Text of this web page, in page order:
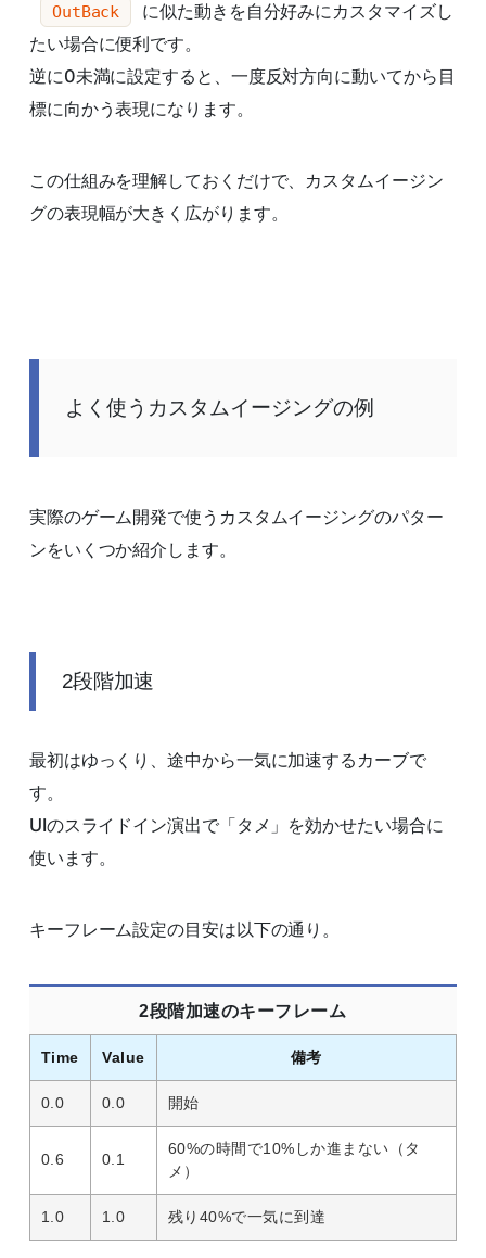
OutBack
に似た動きを自分好みにカスタマイズし
たい場合に便利です。
逆に0未満に設定すると、一度反対方向に動いてから目
標に向かう表現になります。
この仕組みを理解しておくだけで、カスタムイージン
グの表現幅が大きく広がります。
よく使うカスタムイージングの例
実際のゲーム開発で使うカスタムイージングのパター
ンをいくつか紹介します。
2段階加速
最初はゆっくり、途中から一気に加速するカーブで
す。
UIのスライドイン演出で「タメ」を効かせたい場合に
使います。
キーフレーム設定の目安は以下の通り。
2段階加速のキーフレーム
Time Value 備考
0.0 0.0 開始
0.6 0.1
60%の時間で10%しか進まない（タ
メ）
1.0 1.0 残り40%で一気に到達